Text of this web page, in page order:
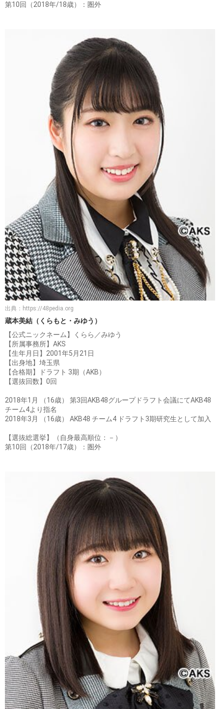
第10回（2018年/18歳）：圏外
出典： https://48pedia.org
蔵本美結（くらもと・みゆう）
【公式ニックネーム】くらら／みゆう
【所属事務所】AKS
【生年月日】2001年5月21日
【出身地】埼玉県
【合格期】ドラフト 3期（AKB）
【選抜回数】0回
2018年1月 （16歳） 第3回AKB48グループドラフト会議にてAKB48
チーム4より指名
2018年3月 （16歳） AKB48 チーム4 ドラフト3期研究生として加入
【選抜総選挙】（自身最高順位：－）
第10回（2018年/17歳）：圏外